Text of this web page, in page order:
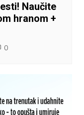
Naučite
hranom +
0